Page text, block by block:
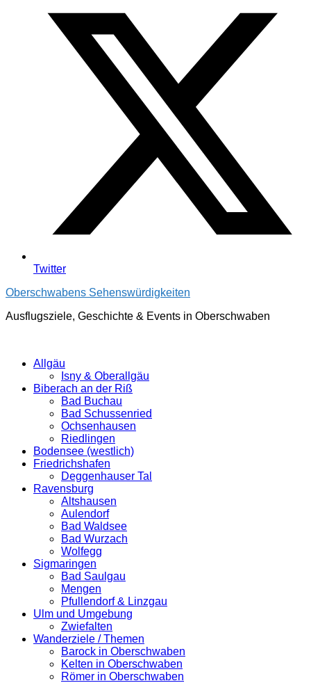
Twitter
Oberschwabens Sehenswürdigkeiten
Ausflugsziele, Geschichte & Events in Oberschwaben
Allgäu
Isny & Oberallgäu
Biberach an der Riß
Bad Buchau
Bad Schussenried
Ochsenhausen
Riedlingen
Bodensee (westlich)
Friedrichshafen
Deggenhauser Tal
Ravensburg
Altshausen
Aulendorf
Bad Waldsee
Bad Wurzach
Wolfegg
Sigmaringen
Bad Saulgau
Mengen
Pfullendorf & Linzgau
Ulm und Umgebung
Zwiefalten
Wanderziele / Themen
Barock in Oberschwaben
Kelten in Oberschwaben
Römer in Oberschwaben